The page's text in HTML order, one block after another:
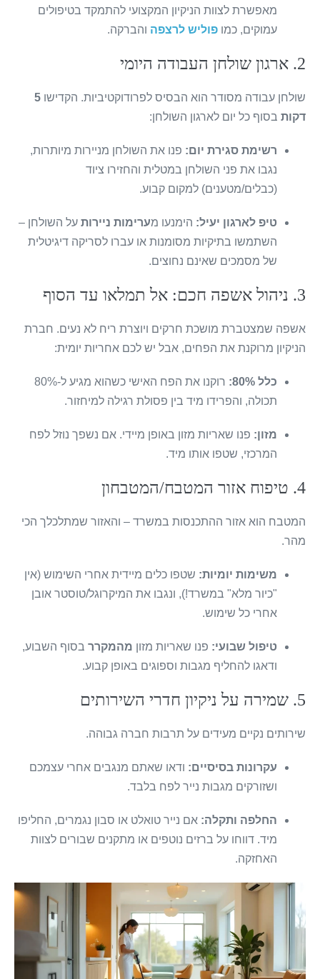
מאפשרת לצוות הניקיון המקצועי להתמקד בטיפולים
עמוקים, כמו פוליש לרצפהוהברקה.
2. ארגון שולחן העבודה היומי
שולחן עבודה מסודר הוא הבסיס לפרודוקטיביות. הקדישו 5
דקותבסוף כל יום לארגון השולחן:
רשימת סגירת יום:פנו את השולחן מניירות מיותרות,
נגבו את פני השולחן במטלית והחזירו ציוד
(כבלים/מטענים) למקום קבוע.
טיפ לארגון יעיל:הימנעו מערימות ניירותעל השולחן –
השתמשו בתיקיות מסומנות או עברו לסריקה דיגיטלית
של מסמכים שאינם נחוצים.
3. ניהול אשפה חכם: אל תמלאו עד הסוף
אשפה שמצטברת מושכת חרקים ויוצרת ריח לא נעים. חברת
הניקיון מרוקנת את הפחים, אבל יש לכם אחריות יומית:
כלל 80%:
רוקנו את הפח האישי כשהוא מגיע ל-80%
תכולה, והפרידו מיד בין פסולת רגילה למיחזור.
מזון:פנו שאריות מזון באופן מיידי. אם נשפך נוזל לפח
המרכזי, שטפו אותו מיד.
4. טיפוח אזור המטבח/המטבחון
המטבח הוא אזור ההתכנסות במשרד – והאזור שמתלכלך הכי
מהר.
משימות יומיות:שטפו כלים מיידית אחרי השימוש (אין
"כיור מלא" במשרד!), ונגבו את המיקרוגל/טוסטר אובן
אחרי כל שימוש.
טיפול שבועי:פנו שאריות מזון מהמקררבסוף השבוע,
ודאגו להחליף מגבות וספוגים באופן קבוע.
5. שמירה על ניקיון חדרי השירותים
שירותים נקיים מעידים על תרבות חברה גבוהה.
עקרונות בסיסיים:ודאו שאתם מנגבים אחרי עצמכם
ושזורקים מגבות נייר לפח בלבד.
החלפה ותקלה:אם נייר טואלט או סבון נגמרים, החליפו
מיד. דווחו על ברזים נוטפים או מתקנים שבורים לצוות
האחזקה.